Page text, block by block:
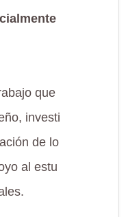
que
investi
de lo
al estu